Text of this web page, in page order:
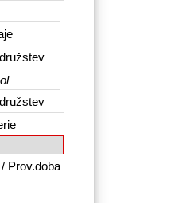
Prov.doba